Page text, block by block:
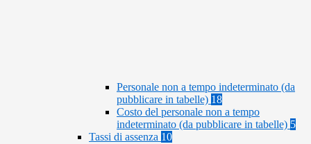
Personale non a tempo indeterminato (da
pubblicare in tabelle) 18
Costo del personale non a tempo
indeterminato (da pubblicare in tabelle) 5
Tassi di assenza 10